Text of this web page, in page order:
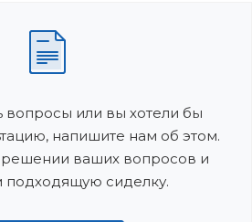
вопросы или вы хотели бы
напишите нам об этом.
ваших вопросов и
сиделку.